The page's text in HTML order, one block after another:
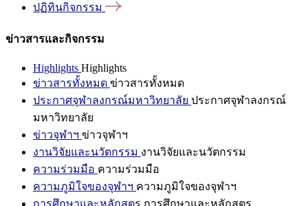
ปฏิทินกิจกรรม
ข่าวสารและกิจกรรม
Highlights Highlights
ข่าวสารทั้งหมด ข่าวสารทั้งหมด
ประกาศจุฬาลงกรณ์มหาวิทยาลัย ประกาศจุฬาลงกรณ์
มหาวิทยาลัย
ข่าวจุฬาฯ ข่าวจุฬาฯ
งานวิจัยและนวัตกรรม งานวิจัยและนวัตกรรม
ความร่วมมือ ความร่วมมือ
ความภูมิใจของจุฬาฯ ความภูมิใจของจุฬาฯ